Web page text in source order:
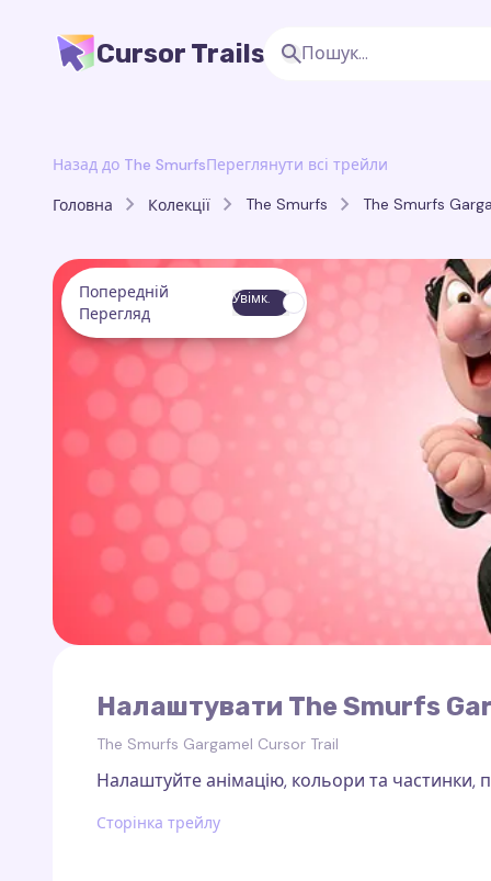
Cursor Trails
Назад до The SmurfsПереглянути всі трейли
Головна Колекції The Smurfs The Smurfs
Налаштувати The Smurfs
The Smurfs Gargamel Cursor Trail
Налаштуйте анімацію, кольори та частинки,
Сторінка трейлу
Попередній
Перегляд
Увімк.